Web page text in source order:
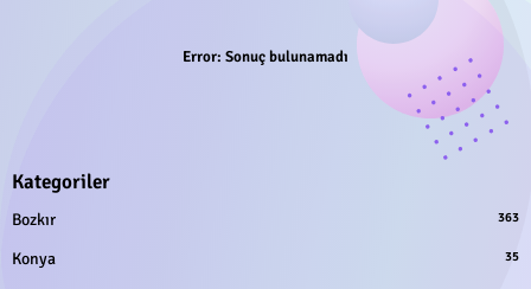
Error: Sonuç bulunamadı
Kategoriler
Bozkır 363
Konya 35